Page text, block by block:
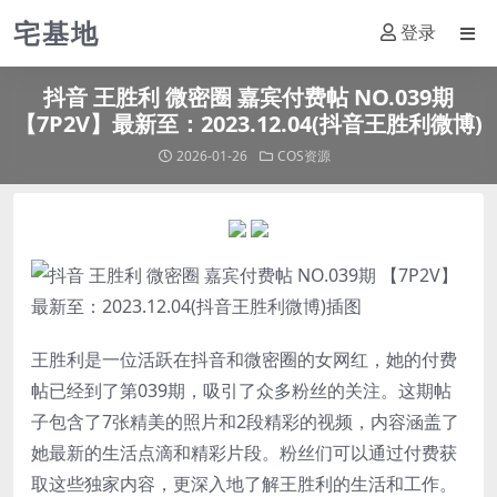
宅基地 登录
抖音 王胜利 微密圈 嘉宾付费帖 NO.039期
【7P2V】最新至：2023.12.04(抖音王胜利微博)
2026-01-26 COS资源
王胜利是一位活跃在抖音和微密圈的女网红，她的付费
帖已经到了第039期，吸引了众多粉丝的关注。这期帖
子包含了7张精美的照片和2段精彩的视频，内容涵盖了
她最新的生活点滴和精彩片段。粉丝们可以通过付费获
取这些独家内容，更深入地了解王胜利的生活和工作。